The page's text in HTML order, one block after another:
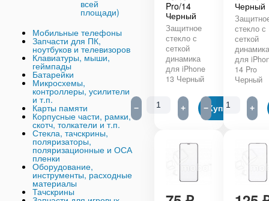
всей
площади)
Мобильные телефоны
Запчасти для ПК,
ноутбуков и телевизоров
Клавиатуры, мыши,
геймпады
Батарейки
Микросхемы,
контроллеры, усилители
и т.п.
Карты памяти
Корпусные части, рамки,
скотч, толкатели и т.п.
Стекла, тачскрины,
поляризаторы,
поляризационные и ОСА
пленки
Оборудование,
инструменты, расходные
материалы
Тачскрины
Pro/14
Черный
Защитное
стекло с
сеткой
динамика
для iPhone
13 Черный
− + Купить
Черный
стекло с
сеткой
для
14 Pro
Черный
− +